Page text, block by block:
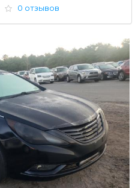
0 отзывов